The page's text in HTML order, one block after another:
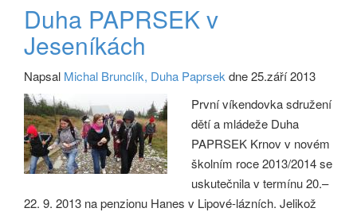
Duha PAPRSEK v
Jeseníkách
Napsal Michal Brunclík, Duha Paprsek dne 25.září 2013
První víkendovka sdružení
dětí a mládeže Duha
PAPRSEK Krnov v novém
školním roce 2013/2014 se
uskutečnila v termínu 20.–
22. 9. 2013 na penzionu Hanes v Lipové-lázních. Jelikož